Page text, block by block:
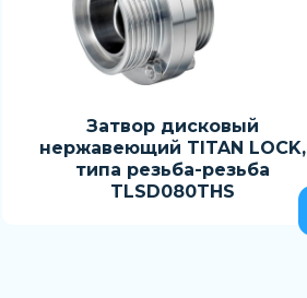
Затвор дисковый
нержавеющий TITAN LOCK,
типа резьба-резьба
TLSD080THS